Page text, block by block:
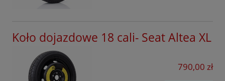
Renault
Koło dojazdowe 18 cali- Seat Altea XL
790,00 zł